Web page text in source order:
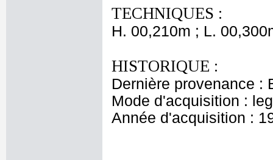
TECHNIQUES :
H. 00,210m ; L.
HISTORIQUE :
Dernière provenance :
Mode d'acquisition :
Année d'acquisition :